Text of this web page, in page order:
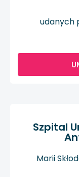
udanych
Szpital
Marii